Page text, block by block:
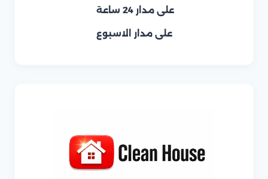
على مدار 24 ساعة
على مدار الاسبوع